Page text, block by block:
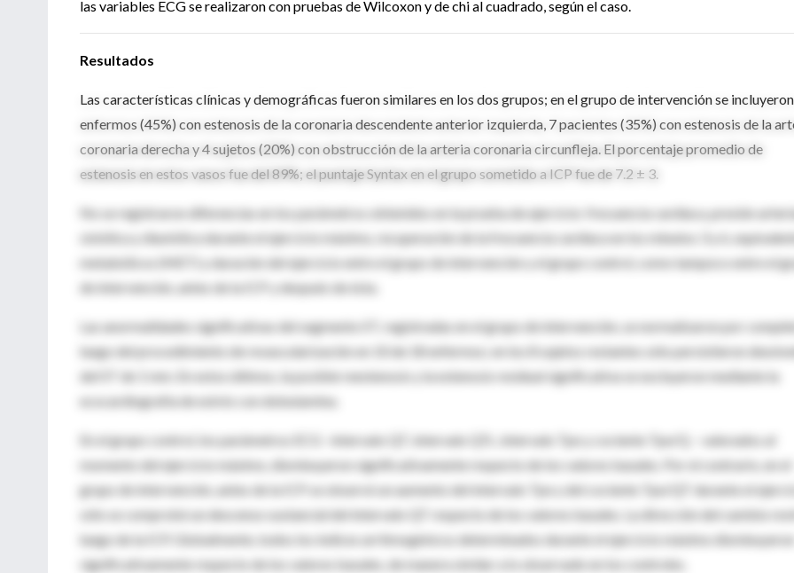
las variables ECG se realizaron con pruebas de Wilcoxon y de chi al cuadrado, según el caso.
Resultados
Las características clínicas y demográficas fueron similares en los dos grupos; en el grupo de intervención se
enfermos (45%) con estenosis de la coronaria descendente anterior izquierda, 7 pacientes (35%) con estenosis de la
coronaria derecha y 4 sujetos (20%) con obstrucción de la arteria coronaria circunfleja. El porcentaje promedio de
estenosis en estos vasos fue del 89%; el puntaje Syntax en el grupo sometido a ICP fue de 7.2 ± 3.
No se registraron diferencias en los parámetros obtenidos en la prueba de ejercicio: frecuencia cardíaca, presión
sistólica y diastólica durante el ejercicio máximo, recuperación de la frecuencia cardíaca en los minutos 3 y 6,
metabólicos (MET) y duración del ejercicio entre el grupo de intervención y el grupo control, como tampoco entre el
de intervención, antes de la ICP y después de ésta.
Las anormalidades significativas del segmento ST, registradas en el grupo de intervención, se normalizaron por
luego del procedimiento de revascularización en 10 de 18 enfermos; en los 8 sujetos restantes sólo persistieron
del ST de 1 mm. En estos últimos, la posible reestenosis y la estenosis residual significativa se excluyeron mediante la
ecocardiografía de estrés con dobutamina.
En el grupo control, los parámetros ECG –intervalo QT, intervalo QTc, intervalo Tpe y cociente Tpe/Q – valorados al
momento del ejercicio máximo, disminuyeron significativamente respecto de los valores basales. Por el contrario, en el
grupo de intervención, antes de la ICP se observó un aumento del intervalo Tpe y del cociente Tpe/QT durante el
sólo se comprobó un descenso sustancial del intervalo QT respecto de los valores basales. La dirección del cambio
luego de la ICP. Globalmente, todos los índices arritmogénicos determinados durante el ejercicio máximo disminuyeron
significativamente respecto de los valores basales, de manera similar a lo observado en los controles.